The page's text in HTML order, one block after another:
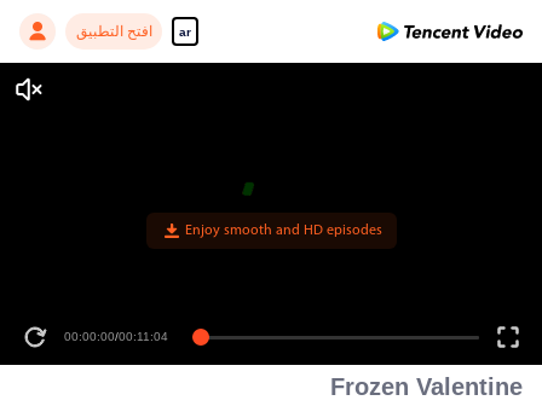
ar افتح التطبيق
Enjoy smooth and HD episodes
00:00:00/00:11:04
Frozen Valentine